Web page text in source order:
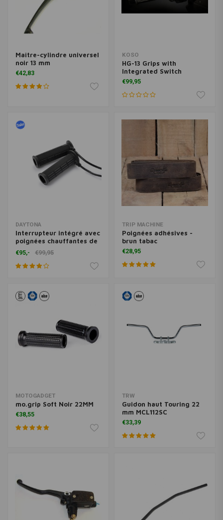
Maître-cylindre universel
noir 13 mm
€42,83
KOSO
HG-13 Grips with
Integrated Switch
€99,95
DAYTONA
Interrupteur intégré avec
poignées chauffantes de
22 mm (4 niveaux)
€95,- €99,95
TRIP MACHINE
Poignées adhésives -
brun tabac
€28,95
MOTOGADGET
mo.grip Soft Noir 22MM
€38,55
TRW
Guidon haut Touring 22
mm MCL112SC
€33,39